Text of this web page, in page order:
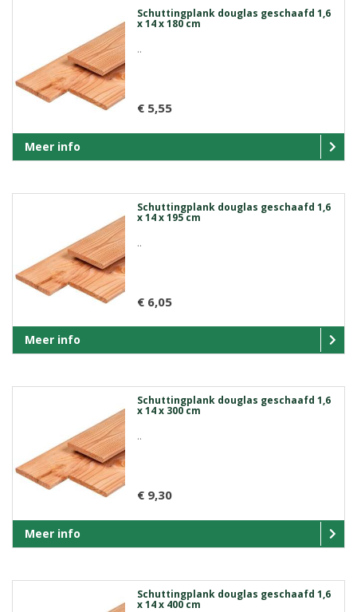
Schuttingplank douglas geschaafd 1,6
x 14 x 180 cm
..
€ 5,55
Meer info
Schuttingplank douglas geschaafd 1,6
x 14 x 195 cm
..
€ 6,05
Meer info
Schuttingplank douglas geschaafd 1,6
x 14 x 300 cm
..
€ 9,30
Meer info
Schuttingplank douglas geschaafd 1,6
x 14 x 400 cm